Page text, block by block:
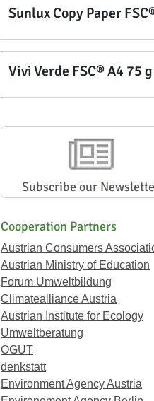
Sunlux Copy Paper
Vivi Verde FSC® A4 75 g
Subscribe our
Cooperation Partners
Austrian Consumers
Austrian Ministry of Education
Forum Umweltbildung
Climatealliance Austria
Austrian Institute for Ecology
Umweltberatung
ÖGUT
denkstatt
Environment Agency Austria